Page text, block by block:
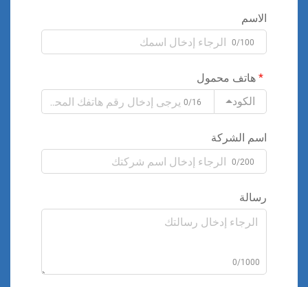
الاسم
0/100
هاتف محمول
الكود
0/16
اسم الشركة
0/200
رسالة
0/1000